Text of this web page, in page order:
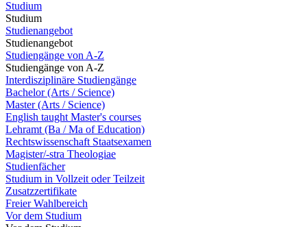
Studium
Studium
Studienangebot
Studienangebot
Studiengänge von A-Z
Studiengänge von A-Z
Interdisziplinäre Studiengänge
Bachelor (Arts / Science)
Master (Arts / Science)
English taught Master's courses
Lehramt (Ba / Ma of Education)
Rechtswissenschaft Staatsexamen
Magister/-stra Theologiae
Studienfächer
Studium in Vollzeit oder Teilzeit
Zusatzzertifikate
Freier Wahlbereich
Vor dem Studium